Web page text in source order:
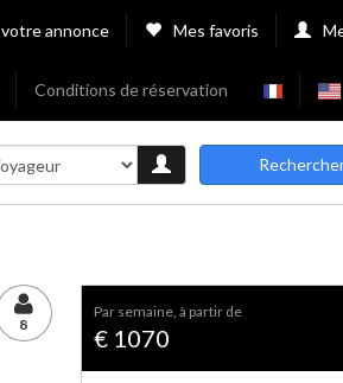
annonce Mes favoris
Conditions de réservation
8
par semaine, à partir de
€ 1070